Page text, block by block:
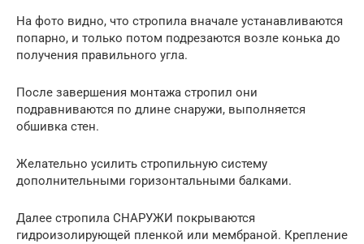
На фото видно, что стропила вначале устанавливаются
попарно, и только потом подрезаются возле конька до
получения правильного угла.
После завершения монтажа стропил они
подравниваются по длине снаружи, выполняется
обшивка стен.
Желательно усилить стропильную систему
дополнительными горизонтальными балками.
Далее стропила СНАРУЖИ покрываются
гидроизолирующей пленкой или мембраной. Крепление